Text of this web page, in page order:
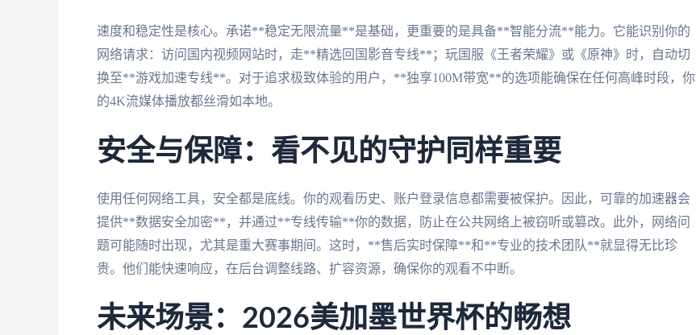
速度和稳定性是核心。承诺**稳定无限流量**是基础，更重要的是具备**智能分流**能力。它能识别你的
网络请求：访问国内视频网站时，走**精选回国影音专线**；玩国服《王者荣耀》或《原神》时，自动切
换至**游戏加速专线**。对于追求极致体验的用户，**独享100M带宽**的选项能确保在任何高峰时段，你
的4K流媒体播放都丝滑如本地。
安全与保障：看不见的守护同样重要
使用任何网络工具，安全都是底线。你的观看历史、账户登录信息都需要被保护。因此，可靠的加速器会
提供**数据安全加密**，并通过**专线传输**你的数据，防止在公共网络上被窃听或篡改。此外，网络问
题可能随时出现，尤其是重大赛事期间。这时，**售后实时保障**和**专业的技术团队**就显得无比珍
贵。他们能快速响应，在后台调整线路、扩容资源，确保你的观看不中断。
未来场景：2026美加墨世界杯的畅想